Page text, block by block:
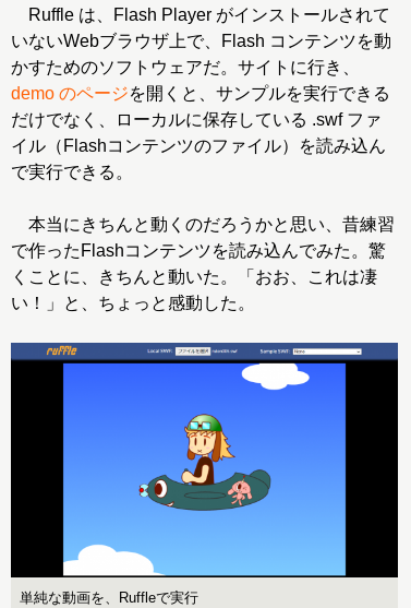
Ruffle は、Flash Player がインストールされて
いないWebブラウザ上で、Flash コンテンツを動
かすためのソフトウェアだ。サイトに行き、
demo のページを開くと、サンプルを実行できる
だけでなく、ローカルに保存している .swf ファ
イル（Flashコンテンツのファイル）を読み込ん
で実行できる。
本当にきちんと動くのだろうかと思い、昔練習
で作ったFlashコンテンツを読み込んでみた。驚
くことに、きちんと動いた。「おお、これは凄
い！」と、ちょっと感動した。
単純な動画を、Ruffleで実行